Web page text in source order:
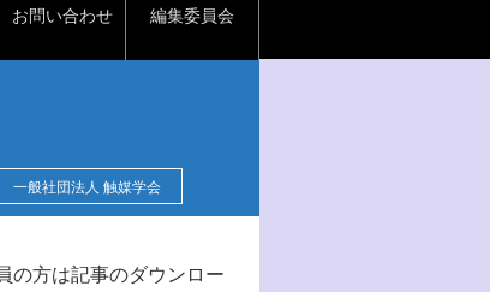
お問い合わせ 編集委員会
一般社団法人 触媒学会
の方は記事のダウンロー